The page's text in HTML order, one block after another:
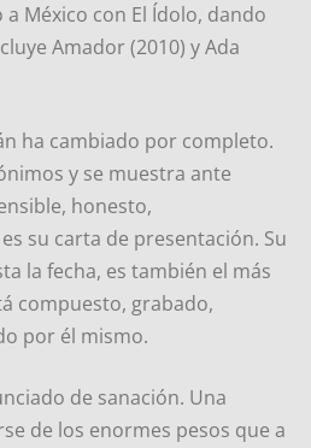
México con El Ídolo, dando
Amador (2010) y Ada
ha cambiado por completo.
y se muestra ante
honesto,
su carta de presentación. Su
la fecha, es también el más
compuesto, grabado,
por él mismo.
de sanación. Una
de los enormes pesos que a